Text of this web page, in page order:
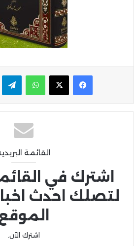
واتساب
القائمة
اشترك في
لتصلك احدث
الموقع
اشترك الآن.